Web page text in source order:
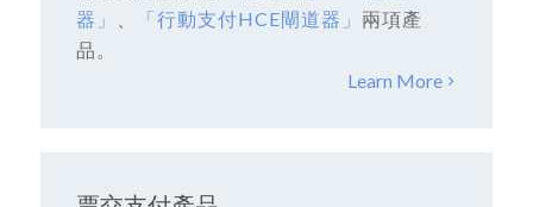
器」
「行動支付HCE閘道器」 兩項產
品。
Learn More